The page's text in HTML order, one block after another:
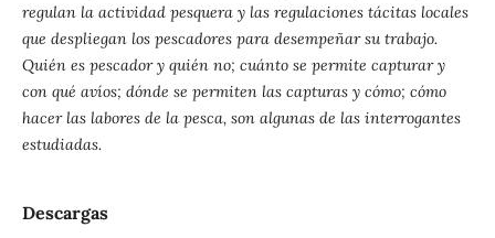
regulan la actividad pesquera y las regulaciones tácitas locales
que despliegan los pescadores para desempeñar su trabajo.
Quién es pescador y quién no; cuánto se permite capturar y
con qué avíos; dónde se permiten las capturas y cómo; cómo
hacer las labores de la pesca, son algunas de las interrogantes
estudiadas.
Descargas